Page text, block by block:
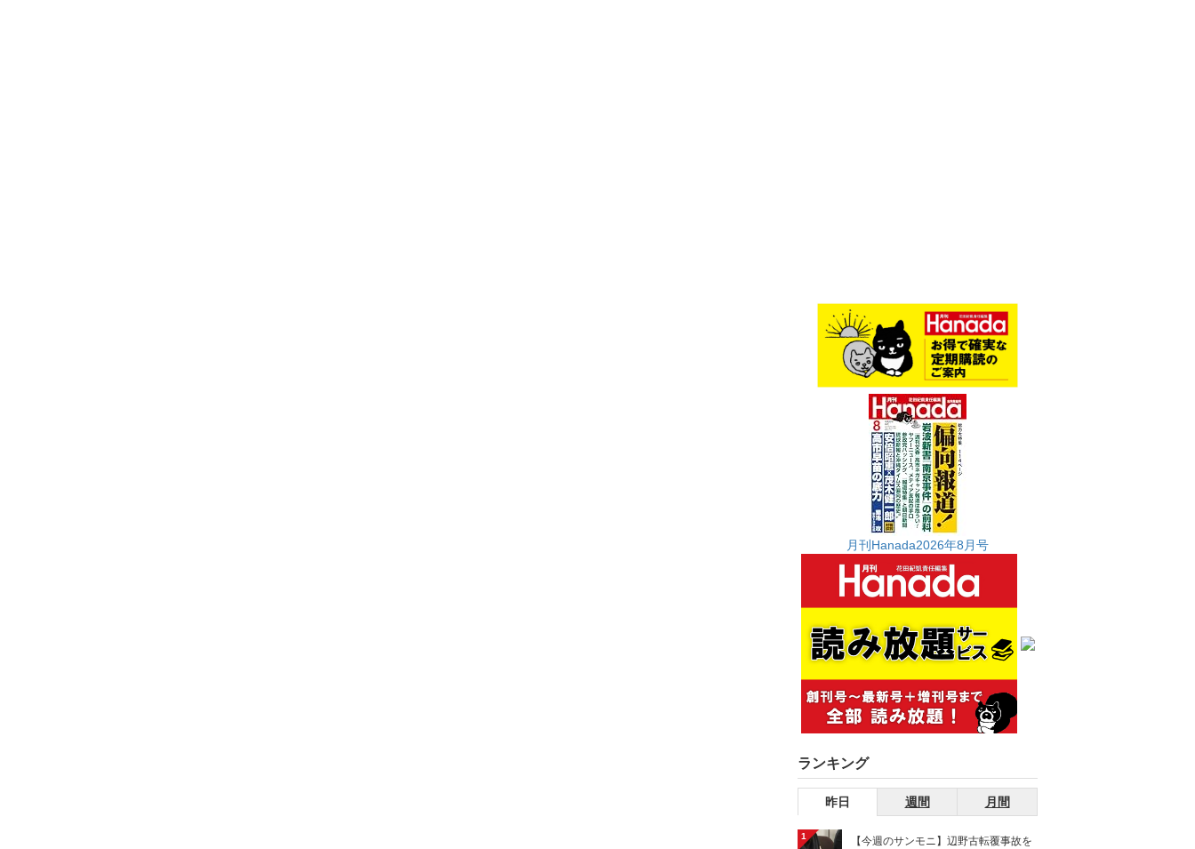
月刊Hanada2026年8月号
ランキング
昨日 週間 月間
1
【今週のサンモニ】辺野古転覆事故を